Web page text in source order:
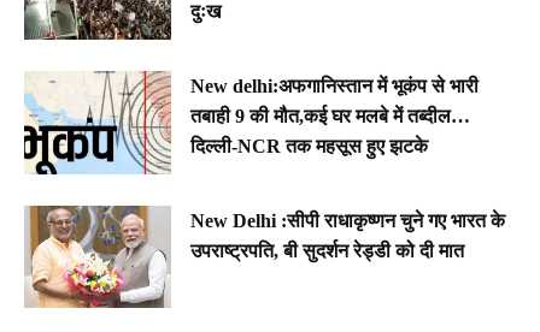
दुःख
New delhi:अफगानिस्तान में भूकंप से भारी
तबाही 9 की मौत,कई घर मलबे में तब्दील…
दिल्ली-NCR तक महसूस हुए झटके
New Delhi :सीपी राधाकृष्णन चुने गए भारत के
उपराष्ट्रपति, बी सुदर्शन रेड्डी को दी मात